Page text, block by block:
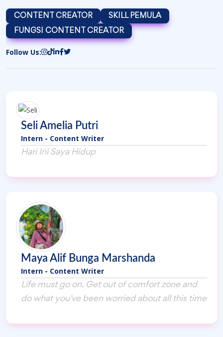
CONTENT CREATOR SKILL PEMULA
FUNGSI CONTENT CREATOR
Follow Us:
Seli Amelia Putri
Intern - Content Writer
Hari Ini Saya Hidup
Maya Alif Bunga Marshanda
Intern - Content Writer
Life must go on. Get out of comfort zone and
do what you've been worried about all this time